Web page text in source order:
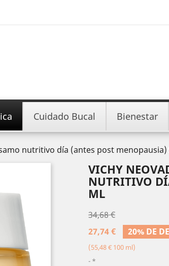
Cuidado Bucal Bienestar
nutritivo día (antes post menopausia)
VICHY
NUTRITIVO
ML
34,68 €
27,74 €
20% DE
(55,48 € 100 ml)
*